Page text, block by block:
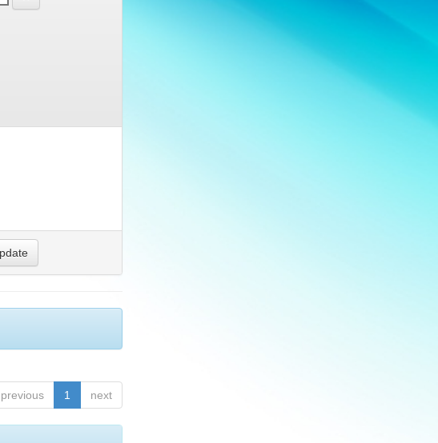
previous 1 next